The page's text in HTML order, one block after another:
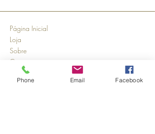
necessite de um encanto maior para
atrair mais clientes. Ideal para
ambientes internos. Medidas
aproximadas altura 50cm
Página Inicial
Loja
Sobre
Contato
Envios e Devoluções
Política da Loja
Phone Email Facebook